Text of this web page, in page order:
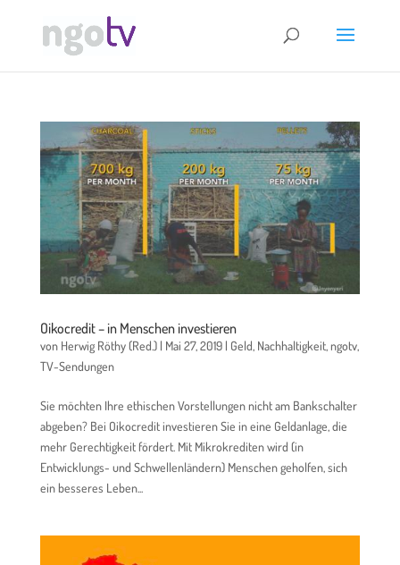
Oikocredit – in Menschen investieren
von Herwig Röthy (Red.)| Mai 27, 2019| Geld, Nachhaltigkeit,ngotv,
TV-Sendungen
Sie möchten Ihre ethischen Vorstellungen nicht am Bankschalter
abgeben? Bei Oikocredit investieren Sie in eine Geldanlage, die
mehr Gerechtigkeit fördert. Mit Mikrokrediten wird (in
Entwicklungs- und Schwellenländern) Menschen geholfen, sich
ein besseres Leben...